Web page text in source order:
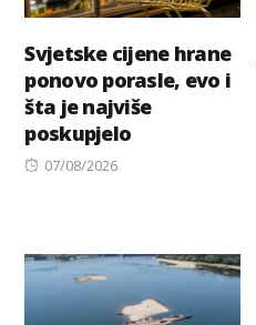
Svjetske cijene hrane
ponovo porasle, evo i
šta je najviše
poskupjelo
Posted
07/08/2026